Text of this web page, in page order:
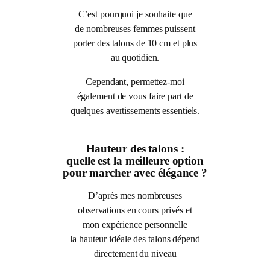
C’est pourquoi je souhaite que
de nombreuses femmes puissent
porter des talons de 10 cm et plus
au quotidien.
Cependant, permettez-moi
également de vous faire part de
quelques avertissements essentiels.
Hauteur des talons :
quelle est la meilleure option
pour marcher avec élégance ?
D’après mes nombreuses
observations en cours privés et
mon expérience personnelle
la hauteur idéale des talons dépend
directement du niveau